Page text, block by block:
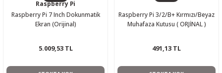
Raspberry Pi
Raspberry Pi 7 Inch Dokunmatik
Ekran (Orijinal)
5.009,53 TL
Raspberry Pi 3/2/B+ Kırmızı/Beyaz
Muhafaza Kutusu ( ORJİNAL )
491,13 TL